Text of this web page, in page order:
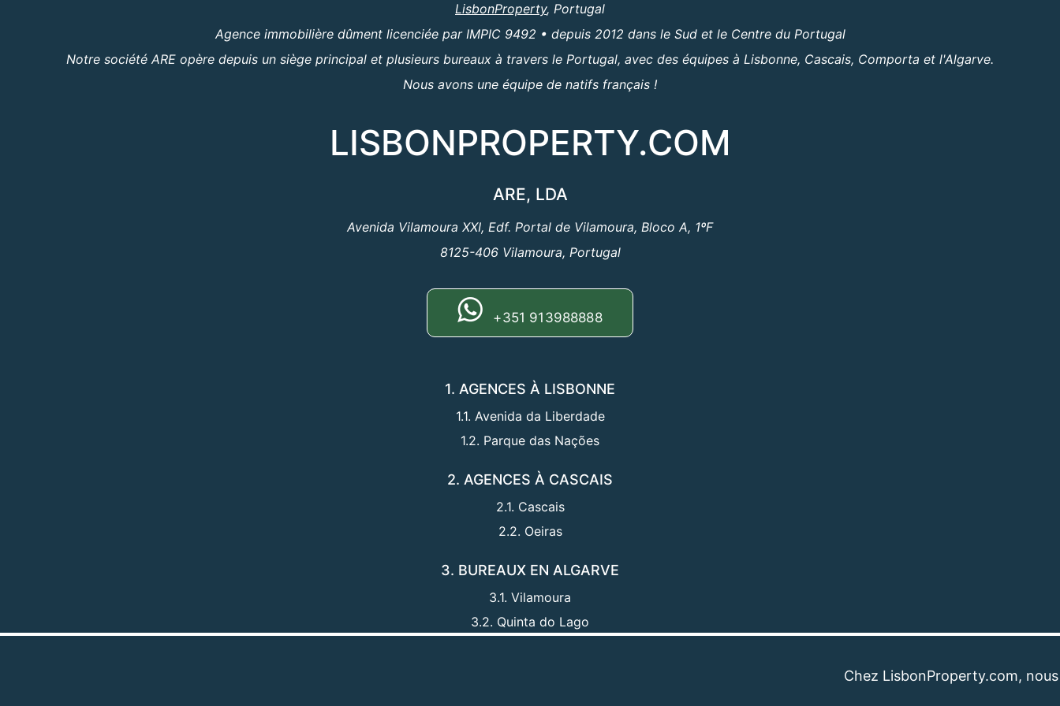
LisbonProperty, Portugal
Agence immobilière dûment licenciée par IMPIC 9492 • depuis 2012 dans le Sud et le Centre du Portugal
Notre société ARE opère depuis un siège principal et plusieurs bureaux à travers le Portugal, avec des équipes à Lisbonne, Cascais, Comporta et l'Algarve.
Nous avons une équipe de natifs français !
LISBONPROPERTY.COM
ARE, LDA
Avenida Vilamoura XXI, Edf. Portal de Vilamoura, Bloco A, 1ºF
8125-406 Vilamoura, Portugal
+351 913988888
1. AGENCES À LISBONNE
1.1. Avenida da Liberdade
1.2. Parque das Nações
2. AGENCES À CASCAIS
2.1. Cascais
2.2. Oeiras
3. BUREAUX EN ALGARVE
3.1. Vilamoura
3.2. Quinta do Lago
Chez LisbonProperty.com, nous